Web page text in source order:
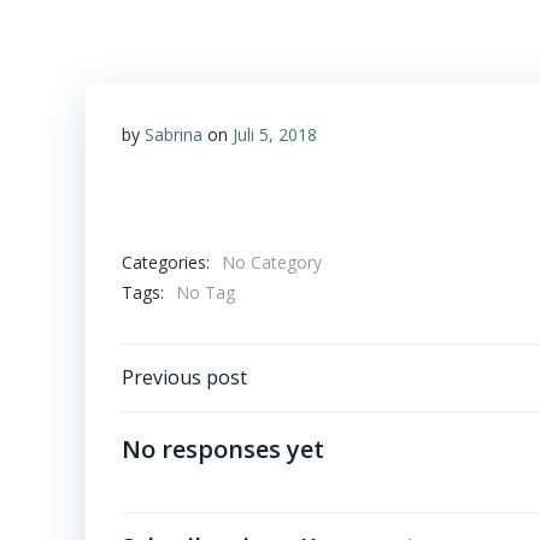
by Sabrina on Juli 5, 2018
Categories:
No Category
Tags:
No Tag
Post
navigation
Previous post
No responses yet